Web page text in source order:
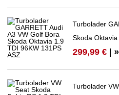
Turbolader
Skoda
299,99 € | »
Turbolader